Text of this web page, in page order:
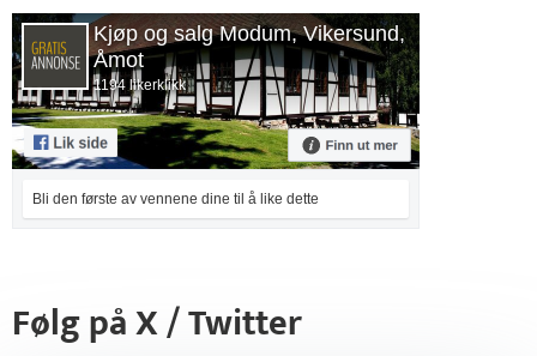
Kjøp og salg Modum, Vikersund,
Åmot
1194 likerklikk
Bli den første av vennene dine til å like dette
Følg på X / Twitter